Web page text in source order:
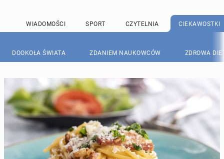
WIADOMOŚCI SPORT CZYTELNIA CIEKAWOSTKI
DOOKOŁA ŚWIATA ZDANIEM NAUKOWCÓW ZDROWA